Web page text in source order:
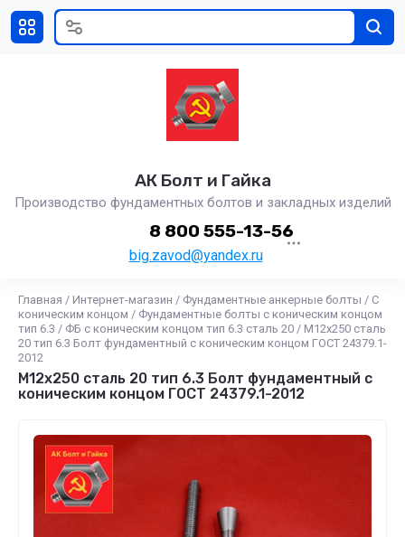
АК Болт и Гайка
Производство фундаментных болтов и закладных изделий
big.zavod@yandex.ru
8 800 555-13-56
Главная / Интернет-магазин / Фундаментные анкерные болты / С
коническим концом / Фундаментные болты с коническим концом
тип 6.3 / ФБ с коническим концом тип 6.3 сталь 20 / М12х250 сталь
20 тип 6.3 Болт фундаментный с коническим концом ГОСТ 24379.1-
2012
М12х250 сталь 20 тип 6.3 Болт фундаментный с
коническим концом ГОСТ 24379.1-2012